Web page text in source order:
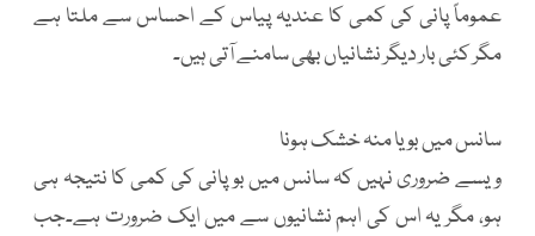
عموماً پانی کی کمی کا عندیہ پیاس کے احساس سے ملتا ہے
مگر کئی بار دیگر نشانیاں بھی سامنے آتی ہیں۔
سانس میں بو یا منہ خشک ہونا
ویسے ضروری نہیں کہ سانس میں بو پانی کی کمی کا نتیجہ ہی
ہو، مگر یہ اس کی اہم نشانیوں سے میں ایک ضرورت ہے۔جب